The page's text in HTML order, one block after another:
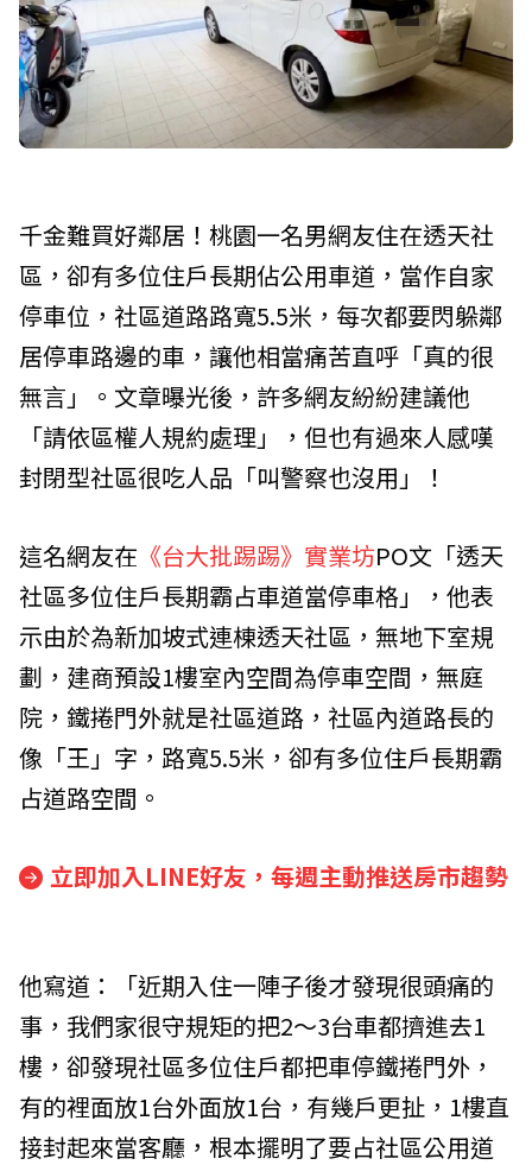
千金難買好鄰居！桃園一名男網友住在透天社
區，卻有多位住戶長期佔公用車道，當作自家
停車位，社區道路路寬5.5米，每次都要閃躲鄰
居停車路邊的車，讓他相當痛苦直呼「真的很
無言」。文章曝光後，許多網友紛紛建議他
「請依區權人規約處理」，但也有過來人感嘆
封閉型社區很吃人品「叫警察也沒用」！
這名網友在 《台大批踢踢》實業坊PO文「透天
社區多位住戶長期霸占車道當停車格」，他表
示由於為新加坡式連棟透天社區，無地下室規
劃，建商預設1樓室內空間為停車空間，無庭
院，鐵捲門外就是社區道路，社區內道路長的
像「王」字，路寬5.5米，卻有多位住戶長期霸
占道路空間。
立即加入LINE好友，每週主動推送房市趨勢
他寫道：「近期入住一陣子後才發現很頭痛的
事，我們家很守規矩的把2～3台車都擠進去1
樓，卻發現社區多位住戶都把車停鐵捲門外，
有的裡面放1台外面放1台，有幾戶更扯，1樓直
接封起來當客廳，根本擺明了要占社區公用道